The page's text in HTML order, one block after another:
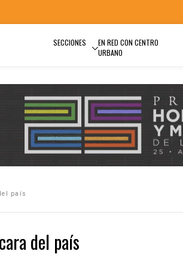
SECCIONES
EN RED CON CENTRO
URBANO
país
del país